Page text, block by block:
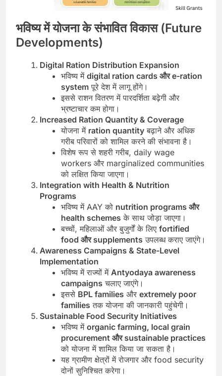
भविष्य में योजना के संभावित विकास (Future
Developments)
Digital Ration Distribution Expansion
भविष्य मेंdigital ration cards और e-ration
system पूरे देश में लागू होंगे।
इससे राशन वितरण में पारदर्शिता बढ़ेगी और
भ्रष्टाचार कम होगा।
Increased Ration Quantity & Coverage
योजना में ration quantity बढ़ाने और अधिक
गरीब परिवारों को शामिल करने की संभावना है।
विशेष रूप से शहरी गरीब, daily wage
workers और marginalized communities
को लक्षित किया जाएगा।
Integration with Health & Nutrition
Programs
भविष्य में AAY को nutrition programs और
health schemes के साथ जोड़ा जाएगा।
बच्चों, महिलाओं और बुजुर्गों के लिएfortified
food और supplements उपलब्ध कराए जाएंगे।
Awareness Campaigns & State-Level
Implementation
भविष्य में राज्यों में Antyodaya awareness
campaigns चलाए जाएंगे।
इससे BPL families औरextremely poor
families तक योजना की जानकारी पहुंचेगी।
Sustainable Food Security Initiatives
भविष्य मेंorganic farming, local grain
procurement और sustainable practices
को योजना में शामिल किया जा सकता है।
यह ग्रामीण क्षेत्रों में रोजगार और food security
दोनों सुनिश्चित करेगा।